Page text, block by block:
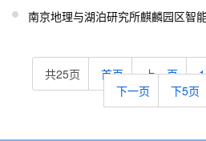
共25页 首页 上一页 1
下一页
下5页